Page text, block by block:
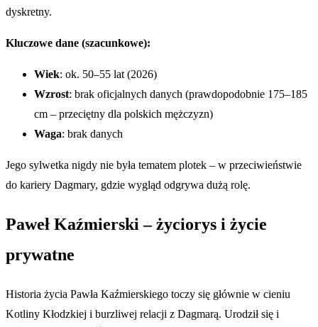
dyskretny.
Kluczowe dane (szacunkowe):
Wiek: ok. 50–55 lat (2026)
Wzrost: brak oficjalnych danych (prawdopodobnie 175–185
cm – przeciętny dla polskich mężczyzn)
Waga: brak danych
Jego sylwetka nigdy nie była tematem plotek – w przeciwieństwie
do kariery Dagmary, gdzie wygląd odgrywa dużą rolę.
Paweł Kaźmierski – życiorys i życie
prywatne
Historia życia Pawła Kaźmierskiego toczy się głównie w cieniu
Kotliny Kłodzkiej i burzliwej relacji z Dagmarą. Urodził się i